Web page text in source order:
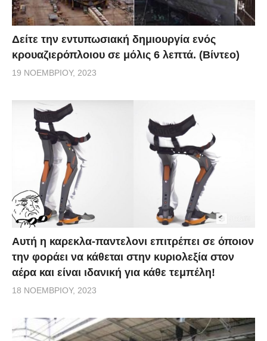
Δείτε την εντυπωσιακή δημιουργία ενός
κρουαζιερόπλοιου σε μόλις 6 λεπτά. (Βίντεο)
19 ΝΟΕΜΒΡΊΟΥ, 2023
Αυτή η καρεκλα-παντελονι επιτρέπει σε όποιον
την φοράει να κάθεται στην κυριολεξία στον
αέρα και είναι ιδανική για κάθε τεμπέλη!
18 ΝΟΕΜΒΡΊΟΥ, 2023